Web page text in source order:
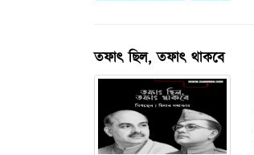
তফাৎ ছিল, তফাৎ থাকবে